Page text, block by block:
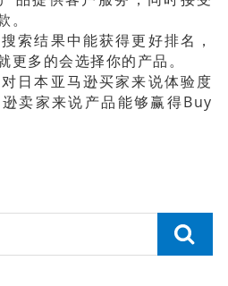
。
索结果中能获得更好排名，
更多的会选择你的产品。
日本亚马逊买家来说体验度
卖家来说产品能够赢得Buy